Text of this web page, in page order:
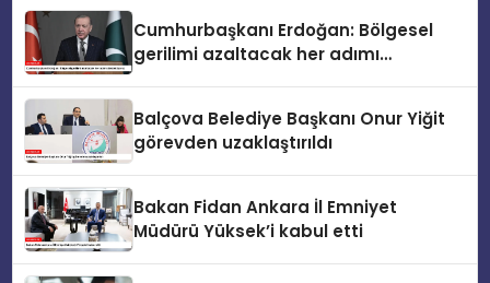
Cumhurbaşkanı Erdoğan: Bölgesel
gerilimi azaltacak her adımı
Balçova Belediye Başkanı Onur Yiğit
görevden uzaklaştırıldı
Bakan Fidan Ankara İl Emniyet
Müdürü Yüksek’i kabul etti